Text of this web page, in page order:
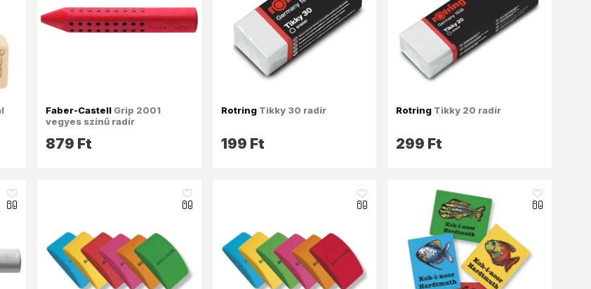
Faber-Castell Grip 2001
vegyes színű radír
879 Ft
RotringTikky 30 radír
199 Ft
Rotring Tikky 20 radír
299 Ft
like_16 like_16 like_16 like_16